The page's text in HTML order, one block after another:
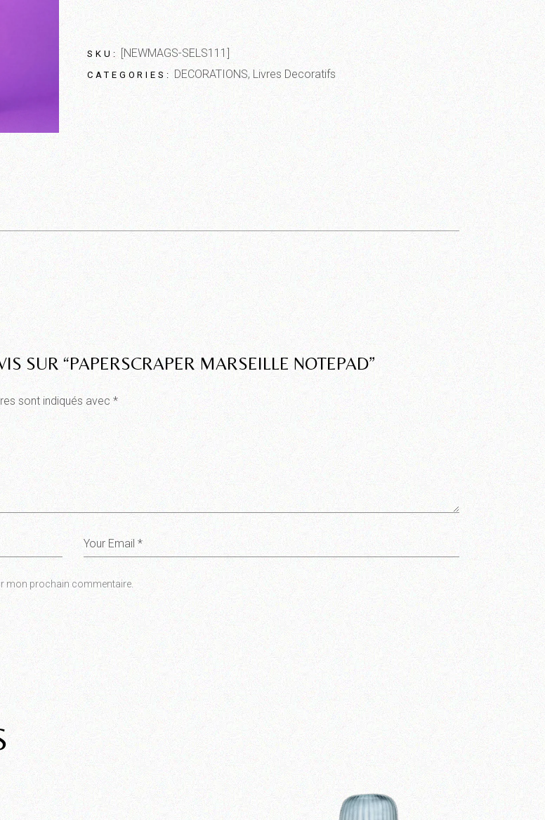
SKU: [NEWMAGS-SELS111]
CATEGORIES: DECORATIONS, Livres Decoratifs
SUR “PAPERSCRAPER MARSEILLE NOTEPAD”
sont indiqués avec *
mon prochain commentaire.